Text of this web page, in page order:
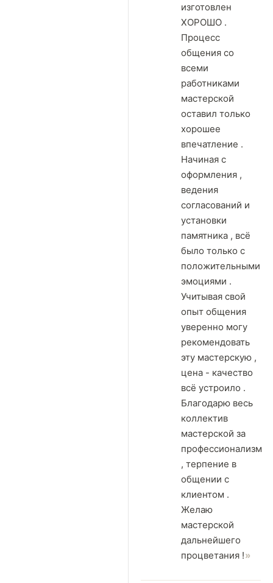
изготовлен
ХОРОШО .
Процесс
общения со
всеми
работниками
мастерской
оставил только
хорошее
впечатление .
Начиная с
оформления ,
ведения
согласований и
установки
памятника , всё
было только с
положительными
эмоциями .
Учитывая свой
опыт общения
уверенно могу
рекомендовать
эту мастерскую ,
цена - качество
всё устроило .
Благодарю весь
коллектив
мастерской за
профессионализм
, терпение в
общении с
клиентом .
Желаю
мастерской
дальнейшего
процветания !